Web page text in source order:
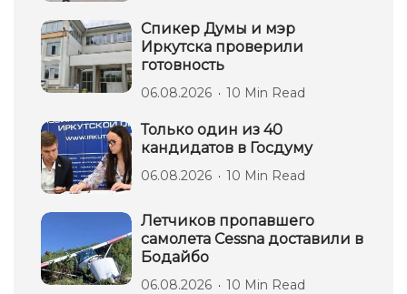
Спикер Думы и мэр
Иркутска проверили
готовность
06.08.2026 10 Min Read
Только один из 40
кандидатов в Госдуму
06.08.2026 10 Min Read
Летчиков пропавшего
самолета Cessna доставили в
Бодайбо
06.08.2026 10 Min Read